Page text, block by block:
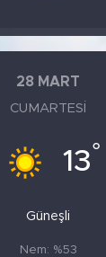
28 MART
CUMARTESI
13°
Güneşli
Nem: %53